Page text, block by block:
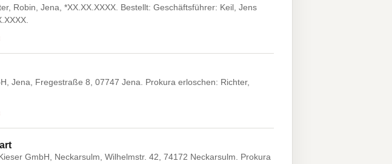
Robin, Jena, *XX.XX.XXXX. Bestellt: Geschäftsführer: Keil, Jens
Jena, Fregestraße 8, 07747 Jena. Prokura erloschen: Richter,
GmbH, Neckarsulm, Wilhelmstr. 42, 74172 Neckarsulm. Prokura